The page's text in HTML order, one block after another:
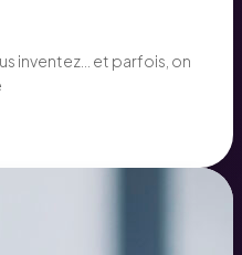
inventez… et parfois, on